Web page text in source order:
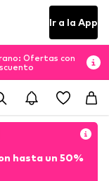
Ir a la App
Ofertas con
hasta un 50%